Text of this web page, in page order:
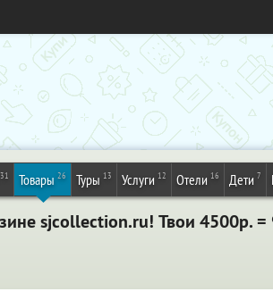
31 Товары 26 Туры 13 Услуги 12 Отели 16 Дети 7
sjcollection.ru! Твои 4500р.